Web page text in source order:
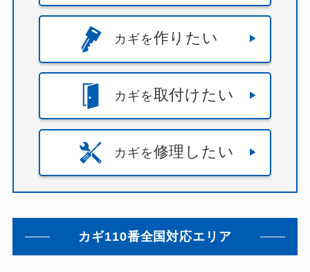
カギを作りたい
カギを取付けたい
カギを修理したい
カギ110番全国対応エリア